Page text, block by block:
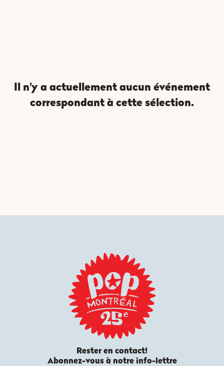
Il n'y a actuellement aucun événement
correspondant à cette sélection.
Rester en contact!
Abonnez-vous à notre info-lettre